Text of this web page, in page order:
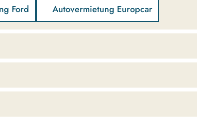
Ford Autovermietung Europcar